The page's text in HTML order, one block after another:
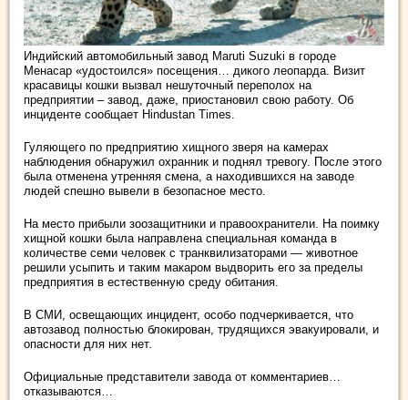
Индийский автомобильный завод Maruti Suzuki в городе
Менасар «удостоился» посещения… дикого леопарда. Визит
красавицы кошки вызвал нешуточный переполох на
предприятии – завод, даже, приостановил свою работу. Об
инциденте сообщает Hindustan Times.
Гуляющего по предприятию хищного зверя на камерах
наблюдения обнаружил охранник и поднял тревогу. После этого
была отменена утренняя смена, а находившихся на заводе
людей спешно вывели в безопасное место.
На место прибыли зоозащитники и правоохранители. На поимку
хищной кошки была направлена специальная команда в
количестве семи человек с транквилизаторами — животное
решили усыпить и таким макаром выдворить его за пределы
предприятия в естественную среду обитания.
В СМИ, освещающих инцидент, особо подчеркивается, что
автозавод полностью блокирован, трудящихся эвакуировали, и
опасности для них нет.
Официальные представители завода от комментариев…
отказываются…